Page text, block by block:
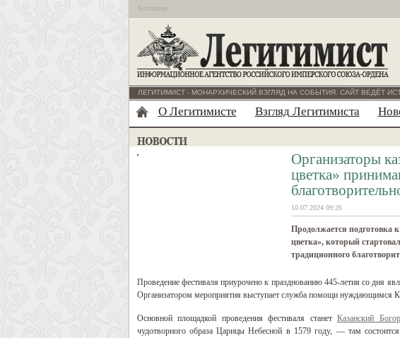
Бесплатно
ЛЕГИТИМИСТ - МОНАРХИЧЕСКИЙ ВЗГЛЯД НА СОБЫТИЯ. САЙТ ВЕДЁТ
О Легитимисте Взгляд Легитимиста
Организаторы
цветка»
10.07.2024 09:26
Продолжается подготовка
цветка», который
традиционного
Проведение фестиваля приурочено к празднованию 445-летия со дня
Организатором мероприятия выступает служба помощи нуждающимся
Основной площадкой проведения фестиваля станет Казанский
чудотворного образа Царицы Небесной в 1579 году, — там